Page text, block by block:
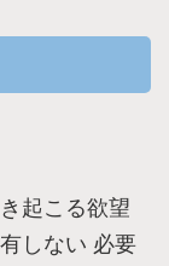
起こる欲望
しない 必要